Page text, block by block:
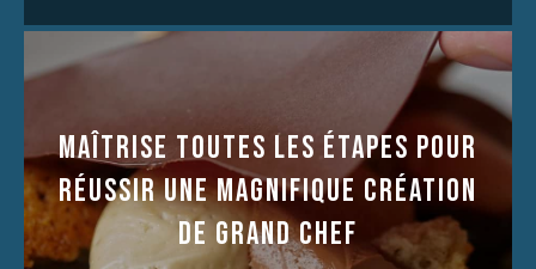
MaÎtrise toutes les étapes pour
réussir une magnifique création
de grand chef